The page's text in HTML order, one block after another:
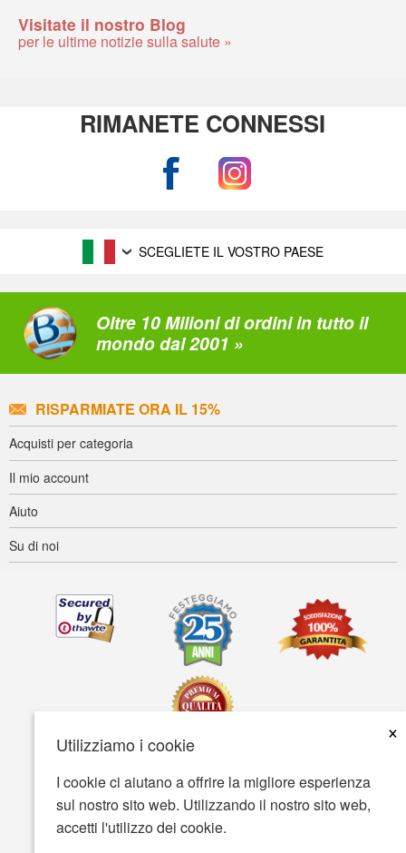
Utilizziamo i cookie
×
I cookie ci aiutano a offrire la migliore esperienza
sul nostro sito web. Utilizzando il nostro sito web,
accetti l'utilizzo dei cookie.
Visitate il nostro Blog
per le ultime notizie sulla salute »
RIMANETE CONNESSI
SCEGLIETE IL VOSTRO PAESE
Oltre 10 Milioni di ordini in tutto il
mondo dal 2001 »
RISPARMIATE ORA IL 15%
Acquisti per categoria
Il mio account
Aiuto
Su di noi
Accessibilità Termini d'uso Tutela della privacy
Tutela della sicurezza